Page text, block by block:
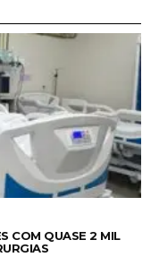
COM QUASE 2 MIL